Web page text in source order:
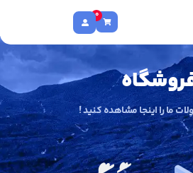
0
ما را اینجا مشاهده کنید !